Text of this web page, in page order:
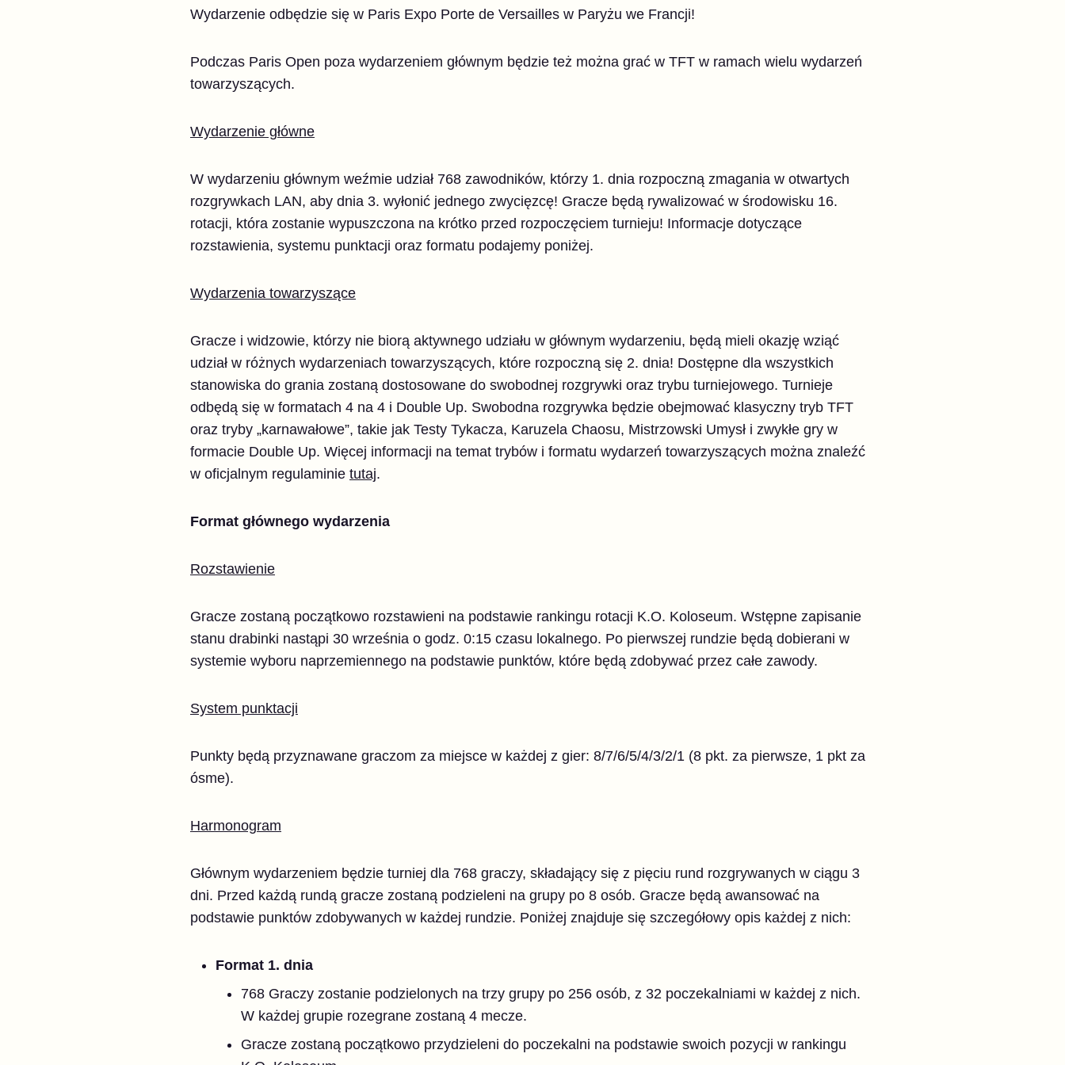
Wydarzenie odbędzie się w Paris Expo Porte de Versailles w Paryżu we Francji!
Podczas Paris Open poza wydarzeniem głównym będzie też można grać w TFT w ramach wielu wydarzeń
towarzyszących.
Wydarzenie główne
W wydarzeniu głównym weźmie udział 768 zawodników, którzy 1. dnia rozpoczną zmagania w otwartych
rozgrywkach LAN, aby dnia 3. wyłonić jednego zwycięzcę! Gracze będą rywalizować w środowisku 16.
rotacji, która zostanie wypuszczona na krótko przed rozpoczęciem turnieju! Informacje dotyczące
rozstawienia, systemu punktacji oraz formatu podajemy poniżej.
Wydarzenia towarzyszące
Gracze i widzowie, którzy nie biorą aktywnego udziału w głównym wydarzeniu, będą mieli okazję wziąć
udział w różnych wydarzeniach towarzyszących, które rozpoczną się 2. dnia! Dostępne dla wszystkich
stanowiska do grania zostaną dostosowane do swobodnej rozgrywki oraz trybu turniejowego. Turnieje
odbędą się w formatach 4 na 4 i Double Up. Swobodna rozgrywka będzie obejmować klasyczny tryb TFT
oraz tryby „karnawałowe”, takie jak Testy Tykacza, Karuzela Chaosu, Mistrzowski Umysł i zwykłe gry w
formacie Double Up. Więcej informacji na temat trybów i formatu wydarzeń towarzyszących można znaleźć
w oficjalnym regulaminie tutaj.
Format głównego wydarzenia
Rozstawienie
Gracze zostaną początkowo rozstawieni na podstawie rankingu rotacji K.O. Koloseum. Wstępne zapisanie
stanu drabinki nastąpi 30 września o godz. 0:15 czasu lokalnego. Po pierwszej rundzie będą dobierani w
systemie wyboru naprzemiennego na podstawie punktów, które będą zdobywać przez całe zawody.
System punktacji
Punkty będą przyznawane graczom za miejsce w każdej z gier: 8/7/6/5/4/3/2/1 (8 pkt. za pierwsze, 1 pkt za
ósme).
Harmonogram
Głównym wydarzeniem będzie turniej dla 768 graczy, składający się z pięciu rund rozgrywanych w ciągu 3
dni. Przed każdą rundą gracze zostaną podzieleni na grupy po 8 osób. Gracze będą awansować na
podstawie punktów zdobywanych w każdej rundzie. Poniżej znajduje się szczegółowy opis każdej z nich:
Format 1. dnia
768 Graczy zostanie podzielonych na trzy grupy po 256 osób, z 32 poczekalniami w każdej z nich.
W każdej grupie rozegrane zostaną 4 mecze.
Gracze zostaną początkowo przydzieleni do poczekalni na podstawie swoich pozycji w rankingu